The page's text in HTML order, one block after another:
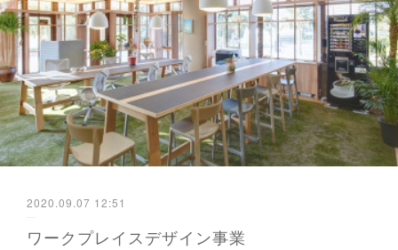
2020.09.07 12:51
ワークプレイスデザイン事業